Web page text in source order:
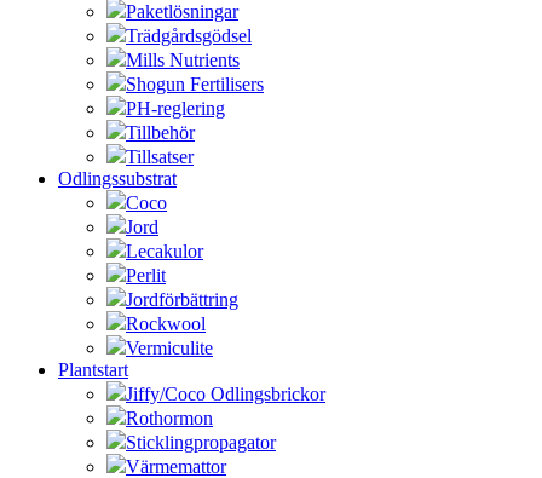
Paketlösningar
Trädgårdsgödsel
Mills Nutrients
Shogun Fertilisers
PH-reglering
Tillbehör
Tillsatser
Odlingssubstrat
Coco
Jord
Lecakulor
Perlit
Jordförbättring
Rockwool
Vermiculite
Plantstart
Jiffy/Coco Odlingsbrickor
Rothormon
Sticklingpropagator
Värmemattor